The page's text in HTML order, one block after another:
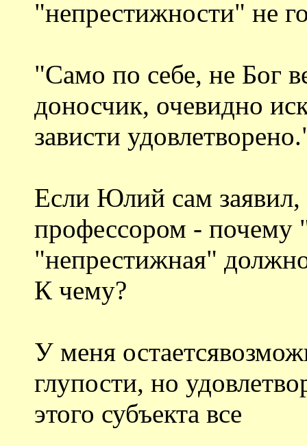
"непрестижности" не
"Само по себе, не Бог
доносчик, очевидно
зависти
Если Юлий сам заявил,
профессором - почему
"непрестижная"
К чему?
У меня
глупости, но
этого субъекта все